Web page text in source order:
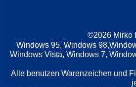
©2026 Mirko
Windows 95, Windows
Windows Vista, Windows 7,
Alle benutzen Warenzeichen und